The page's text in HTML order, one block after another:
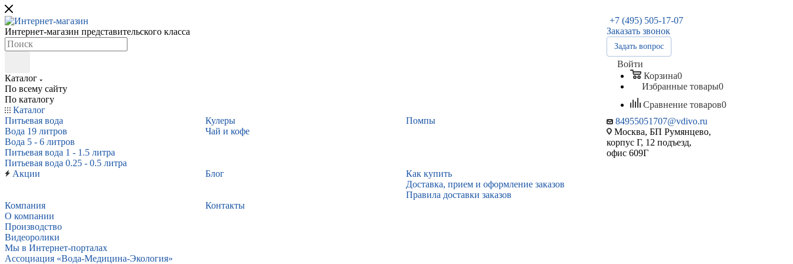
Интернет-магазин представительского класса
Каталог
По всему сайту
По каталогу
Каталог
Питьевая вода
Вода 19 литров
Вода 5 - 6 литров
Питьевая вода 1 - 1.5 литра
Питьевая вода 0.25 - 0.5 литра
Кулеры
Помпы
Чай и кофе
Акции Блог
Как купить
Доставка, прием и оформление заказов
Правила доставки заказов
Компания
О компании
Производство
Видеоролики
Мы в Интернет-порталах
Ассоциация «Вода-Медицина-Экология»
Контакты
+7 (495) 505-17-07
Заказать звонок
Задать вопрос
Войти
Корзина0
Избранные товары0
Сравнение товаров0
84955051707@vdivo.ru
Москва, БП Румянцево,
корпус Г, 12 подъезд,
офис 609Г